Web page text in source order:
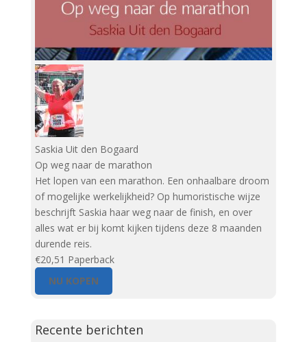
Saskia Uit den Bogaard
Op weg naar de marathon
Het lopen van een marathon. Een onhaalbare droom
of mogelijke werkelijkheid? Op humoristische wijze
beschrijft Saskia haar weg naar de finish, en over
alles wat er bij komt kijken tijdens deze 8 maanden
durende reis.
€20,51 Paperback
NU KOPEN
Recente berichten